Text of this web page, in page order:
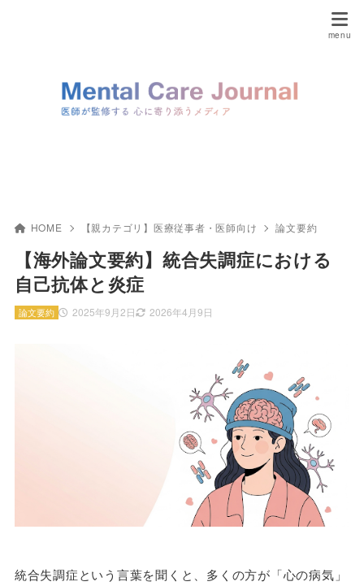
HOME 【親カテゴリ】医療従事者・医師向け 論文要約
【海外論文要約】統合失調症における
自己抗体と炎症
2025年9月2日 2026年4月9日
論文要約
統合失調症という言葉を聞くと、多くの方が「心の病気」